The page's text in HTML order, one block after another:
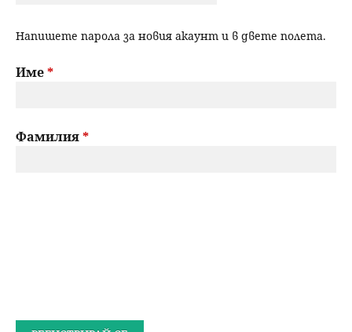
Напишете парола за новия акаунт и в двете полета.
Име*
Фамилия*